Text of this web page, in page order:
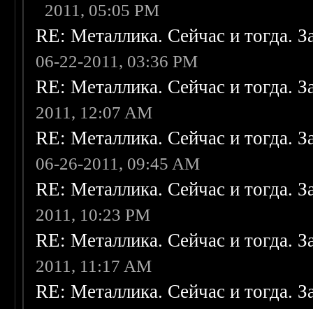
2011, 05:05 PM
RE: Металлика. Сейчас и тогда.
06-22-2011, 03:36 PM
RE: Металлика. Сейчас и тогда.
2011, 12:07 AM
RE: Металлика. Сейчас и тогда.
06-26-2011, 09:45 AM
RE: Металлика. Сейчас и тогда.
2011, 10:23 PM
RE: Металлика. Сейчас и тогда.
2011, 11:17 AM
RE: Металлика. Сейчас и тогда.